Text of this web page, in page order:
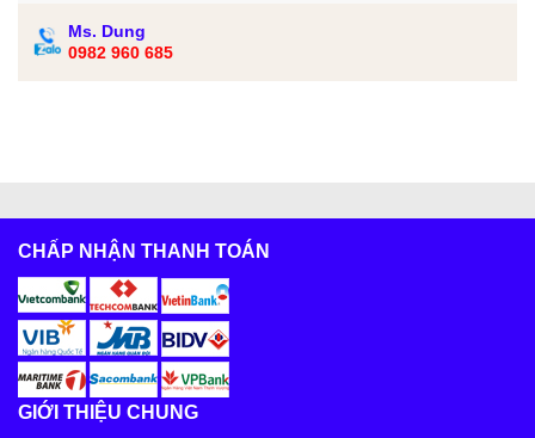
Ms. Dung
0982 960 685
CHẤP NHẬN THANH TOÁN
GIỚI THIỆU CHUNG